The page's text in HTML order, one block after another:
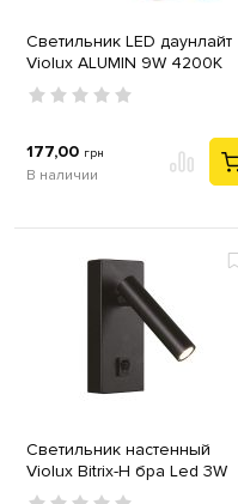
Светильник LED даунлайт
Violux ALUMIN 9W 4200K
квадрат IP20
177,00 грн
В наличии
Светильник настенный
Violux Bitrix-H бра Led 3W
4200K IP20 черный